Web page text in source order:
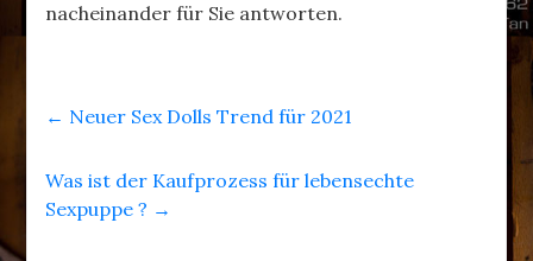
nacheinander für Sie antworten.
← Neuer Sex Dolls Trend für 2021
Was ist der Kaufprozess für lebensechte
Sexpuppe ? →